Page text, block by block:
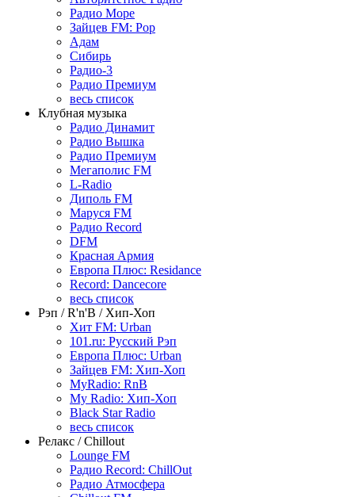
Радио Море
Зайцев FM: Pop
Адам
Сибирь
Радио-3
Радио Премиум
весь список
Клубная музыка
Радио Динамит
Радио Вышка
Радио Премиум
Мегаполис FM
L-Radio
Диполь FM
Маруся FM
Радио Record
DFM
Красная Армия
Европа Плюс: Residance
Record: Dancecore
весь список
Рэп / R'n'B / Хип-Хоп
Хит FM: Urban
101.ru: Русский Рэп
Европа Плюс: Urban
Зайцев FM: Хип-Хоп
MyRadio: RnB
My Radio: Хип-Хоп
Black Star Radio
весь список
Релакс / Chillout
Lounge FM
Радио Record: ChillOut
Радио Атмосфера